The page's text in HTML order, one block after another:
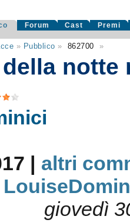
Forum Cast Premi
» Pubblico » 862700 »
notte
| altri
giovedì